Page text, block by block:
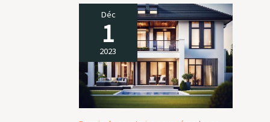
Déc
1
2023